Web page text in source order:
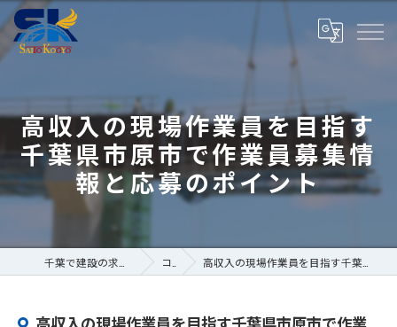
高収入の現場作業員を目指す
千葉県市原市で作業員募集情
報と応募のポイント
コラム 高収入の現場作業員を目指す千葉県市原市で作業員募集情報と応募のポイント